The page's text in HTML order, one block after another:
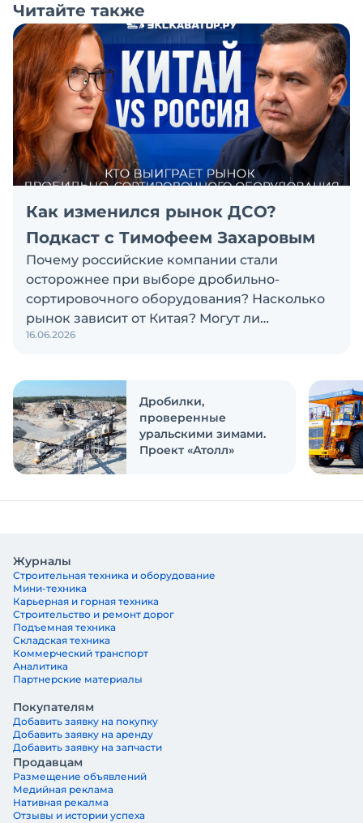
Читайте также
Как изменился рынок ДСО?
Подкаст с Тимофеем Захаровым
Почему российские компании стали
осторожнее при выборе дробильно-
сортировочного оборудования? Насколько
рынок зависит от Китая? Могут ли
российские и китайские производители
обсуждаем в новом выпуске подкаста
«Честно и открыто с Экскаватор Ру»
16.06.2026
Дробилки,
проверенные
уральскими зимами.
Проект «Атолл»
Журналы
Строительная техника и оборудование
Мини-техника
Карьерная и горная техника
Строительство и ремонт дорог
Подъемная техника
Складская техника
Коммерческий транспорт
Аналитика
Партнерские материалы
Покупателям
Добавить заявку на покупку
Добавить заявку на аренду
Добавить заявку на запчасти
Продавцам
Размещение объявлений
Медийная реклама
Нативная рекалма
Отзывы и истории успеха